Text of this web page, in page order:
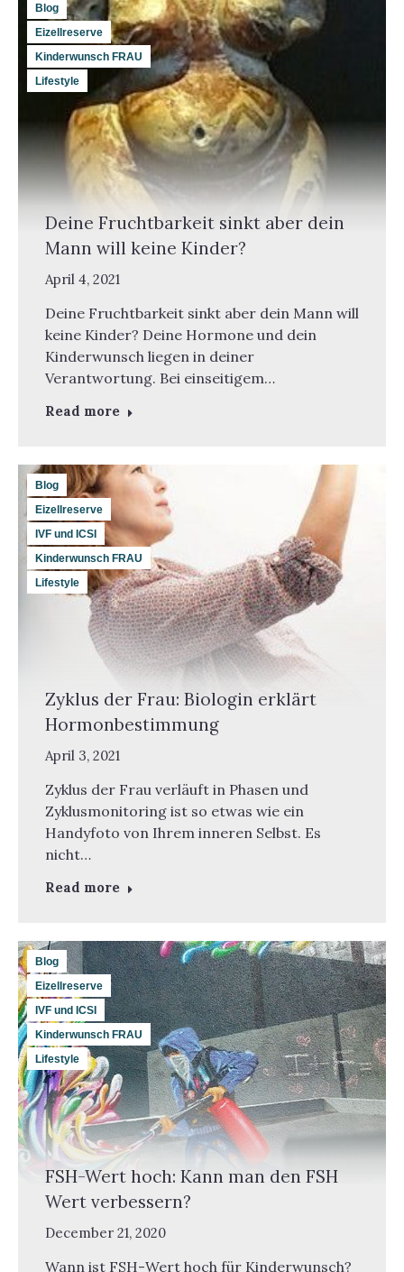
Blog
Eizellreserve
Kinderwunsch FRAU
Lifestyle
Deine Fruchtbarkeit sinkt aber dein
Mann will keine Kinder?
April 4, 2021
Deine Fruchtbarkeit sinkt aber dein Mann will
keine Kinder? Deine Hormone und dein
Kinderwunsch liegen in deiner
Verantwortung. Bei einseitigem…
Read more
Blog
Eizellreserve
IVF und ICSI
Kinderwunsch FRAU
Lifestyle
Zyklus der Frau: Biologin erklärt
Hormonbestimmung
April 3, 2021
Zyklus der Frau verläuft in Phasen und
Zyklusmonitoring ist so etwas wie ein
Handyfoto von Ihrem inneren Selbst. Es
nicht…
Read more
Blog
Eizellreserve
IVF und ICSI
Kinderwunsch FRAU
Lifestyle
FSH-Wert hoch: Kann man den FSH
Wert verbessern?
December 21, 2020
Wann ist FSH-Wert hoch für Kinderwunsch?